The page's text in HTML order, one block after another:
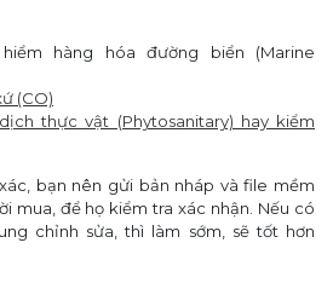
hàng hóa đường biển (Marine
(CO)
thực vật (Phytosanitary) hay kiểm
bạn nên gửi bản nháp và file mềm
mua, để họ kiểm tra xác nhận. Nếu có
chỉnh sửa, thì làm sớm, sẽ tốt hơn